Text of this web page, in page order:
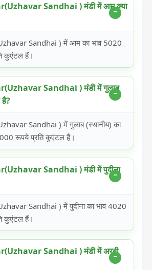
Sandhai ) मंडी में आम क्या
Sandhai ) में आम का भाव 5020
कुएंटल हैं।
Sandhai ) मंडी में गुलाब
है?
Sandhai ) में गुलाब (स्थानीय) का
रूपये प्रति कुएंटल हैं।
Sandhai ) मंडी में पुदीना
Sandhai ) में पुदीना का भाव 4020
कुएंटल हैं।
Sandhai ) मंडी में अरबी